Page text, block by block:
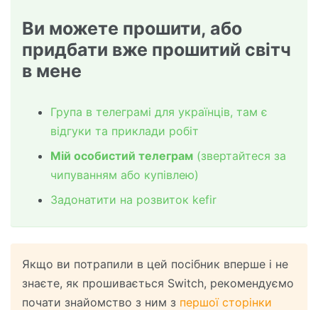
Ви можете прошити, або
придбати вже прошитий світч
в мене
Група в телеграмі для українців, там є
відгуки та приклади робіт
Мій особистий телеграм (звертайтеся за
чипуванням або купівлею)
Задонатити на розвиток kefir
Якщо ви потрапили в цей посібник вперше і не
знаєте, як прошивається Switch, рекомендуємо
почати знайомство з ним з першої сторінки